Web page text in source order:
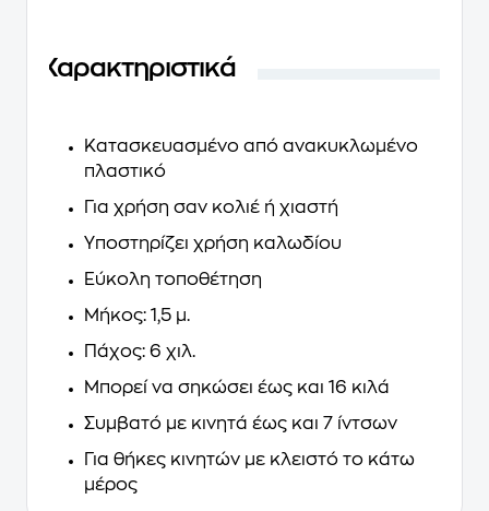
Χαρακτηριστικά
Κατασκευασμένο από ανακυκλωμένο
πλαστικό
Για χρήση σαν κολιέ ή χιαστή
Υποστηρίζει χρήση καλωδίου
Εύκολη τοποθέτηση
Μήκος: 1,5 μ.
Πάχος: 6 χιλ.
Μπορεί να σηκώσει έως και 16 κιλά
Συμβατό με κινητά έως και 7 ίντσων
Για θήκες κινητών με κλειστό το κάτω
μέρος